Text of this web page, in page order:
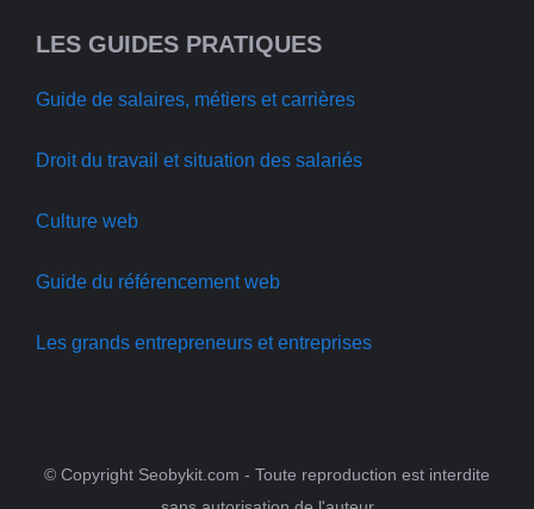
LES GUIDES PRATIQUES
Guide de salaires, métiers et carrières
Droit du travail et situation des salariés
Culture web
Guide du référencement web
Les grands entrepreneurs et entreprises
© Copyright Seobykit.com - Toute reproduction est interdite